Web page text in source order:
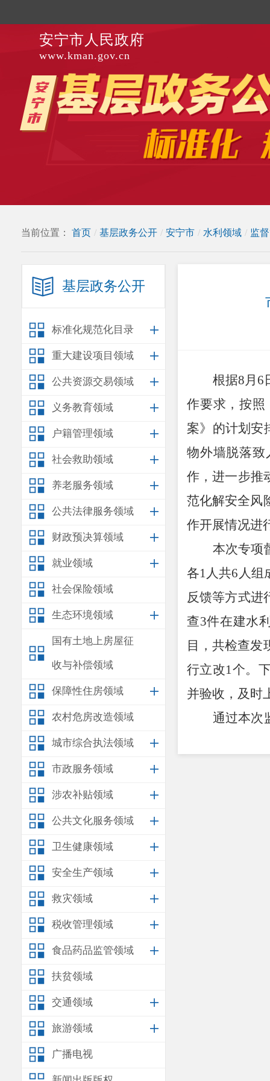
安宁市人民政府
www.kman.gov.cn
当前位置： 首页 / 基层政务公开 / 安宁市 / 水利领域 / 监
基层政务公开
标准化规范化目录
重大建设项目领域
公共资源交易领域
义务教育领域
户籍管理领域
社会救助领域
养老服务领域
公共法律服务领域
财政预决算领域
就业领域
社会保险领域
生态环境领域
国有土地上房屋征
收与补偿领域
保障性住房领域
农村危房改造领域
城市综合执法领域
市政服务领域
涉农补贴领域
公共文化服务领域
卫生健康领域
安全生产领域
救灾领域
税收管理领域
食品药品监管领域
扶贫领域
交通领域
旅游领域
广播电视
根据8月 6
作要求， 按照
案》的计划安
物外墙脱落致
作 ，进一步推
范化解安全风
作开展情况进
本次专项
各1人共6 人组
反馈等方式进
查3件在建水
目，共检查发
行立改1个。
并验收，及时
通过本次